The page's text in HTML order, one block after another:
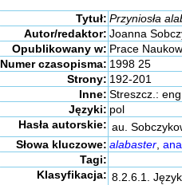
Tytuł: Przyniosła
Autor/redaktor: Joanna
Opublikowany w: Prace
Numer czasopisma: 1998 25
Strony: 192-201
Inne: Streszcz.:
Języki: pol
Hasła autorskie: au.
Słowa kluczowe: alabaster,
Tagi:
Klasyfikacja: 8.2.6.1.